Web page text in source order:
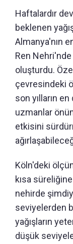
Haftalardır
beklenen
Almanya'nın
Ren
oluşturdu.
çevresindeki
son yılların
uzmanlar
etkisini
Köln'deki
kısa süreliğine
nehirde
seviyelerden
yağışların
düşük